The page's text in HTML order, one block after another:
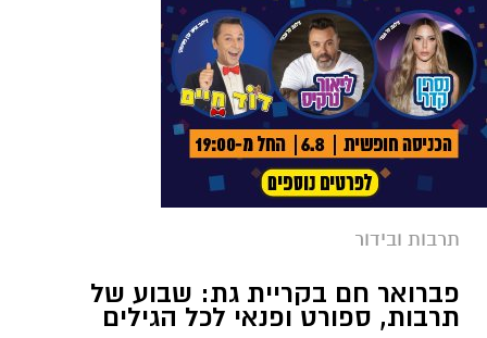
תרבות ובידור
פברואר חם בקריית גת: שבוע של
תרבות, ספורט ופנאי לכל הגילים